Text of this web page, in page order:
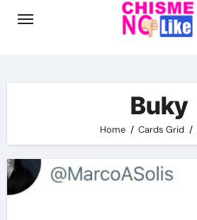
Buky
Home Cards Grid